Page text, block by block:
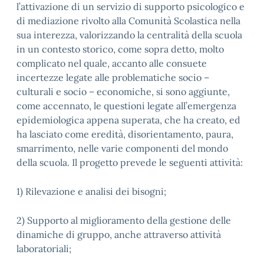
l’attivazione di un servizio di supporto psicologico e
di mediazione rivolto alla Comunità Scolastica nella
sua interezza, valorizzando la centralità della scuola
in un contesto storico, come sopra detto, molto
complicato nel quale, accanto alle consuete
incertezze legate alle problematiche socio –
culturali e socio – economiche, si sono aggiunte,
come accennato, le questioni legate all’emergenza
epidemiologica appena superata, che ha creato, ed
ha lasciato come eredità, disorientamento, paura,
smarrimento, nelle varie componenti del mondo
della scuola. Il progetto prevede le seguenti attività:
1) Rilevazione e analisi dei bisogni;
2) Supporto al miglioramento della gestione delle
dinamiche di gruppo, anche attraverso attività
laboratoriali;